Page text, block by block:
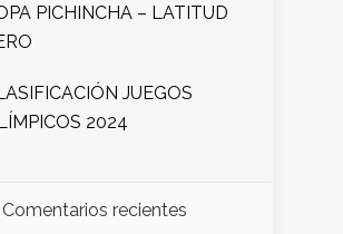
PICHINCHA – LATITUD
JUEGOS
2024
Comentarios recientes